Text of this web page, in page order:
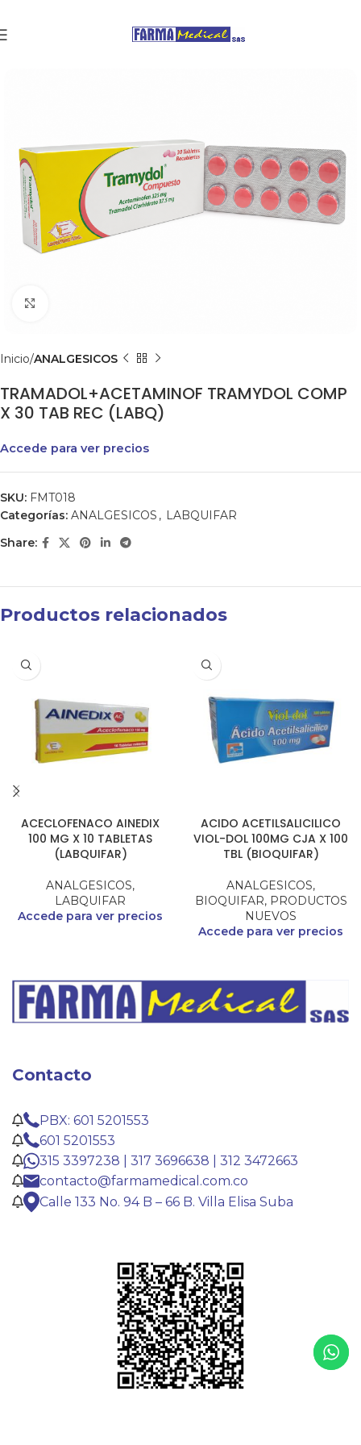
Inicio ANALGESICOS
TRAMADOL+ACETAMINOF TRAMYDOL COMP
X 30 TAB REC (LABQ)
Accede para ver precios
SKU: FMT018
Categorías: ANALGESICOS , LABQUIFAR
Share:
Productos relacionados
ACECLOFENACO AINEDIX
100 MG X 10 TABLETAS
(LABQUIFAR)
ANALGESICOS,
LABQUIFAR
Accede para ver precios
ACIDO ACETILSALICILICO
VIOL-DOL 100MG CJA X 100
TBL (BIOQUIFAR)
ANALGESICOS,
BIOQUIFAR, PRODUCTOS
NUEVOS
Accede para ver precios
Contacto
PBX: 601 5201553
601 5201553
315 3397238 | 317 3696638 | 312 3472663
contacto@farmamedical.com.co
Calle 133 No. 94 B – 66 B. Villa Elisa Suba